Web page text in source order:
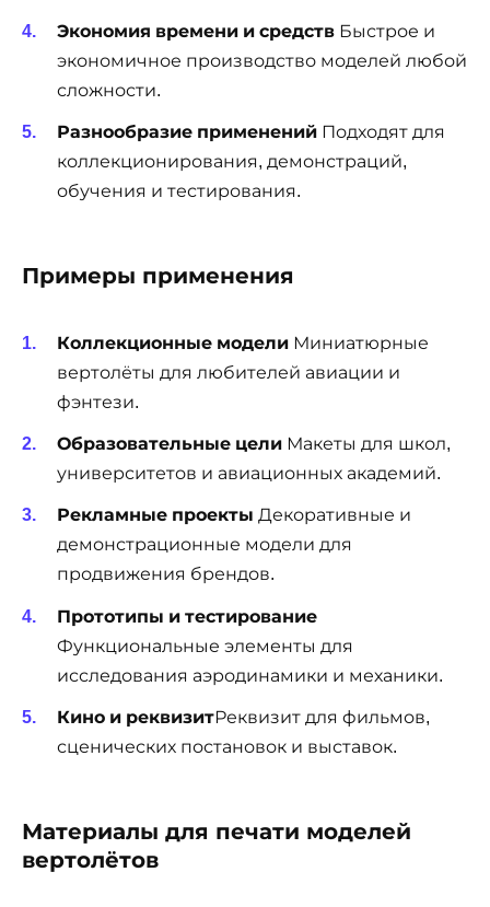
Экономия времени и средств Быстрое и
экономичное производство моделей любой
сложности.
Разнообразие применений Подходят для
коллекционирования, демонстраций,
обучения и тестирования.
Примеры применения
Коллекционные модели Миниатюрные
вертолёты для любителей авиации и
фэнтези.
Образовательные цели Макеты для школ,
университетов и авиационных академий.
Рекламные проекты Декоративные и
демонстрационные модели для
продвижения брендов.
Прототипы и тестирование
Функциональные элементы для
исследования аэродинамики и механики.
Кино и реквизитРеквизит для фильмов,
сценических постановок и выставок.
Материалы для печати моделей
вертолётов